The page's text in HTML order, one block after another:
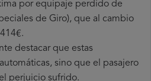
por equipaje perdido de
de Giro), que al cambio
destacar que estas
sino que el pasajero
perjuicio sufrido.